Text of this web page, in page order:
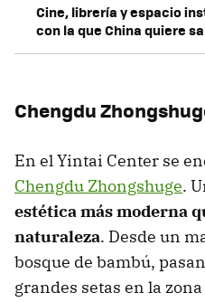
Cine, librería y espacio
con la que China quiere
Chengdu
En el Yintai Center se
Chengdu Zhongshuge.
estética más moderna
naturaleza. Desde un
bosque de bambú,
grandes setas en la